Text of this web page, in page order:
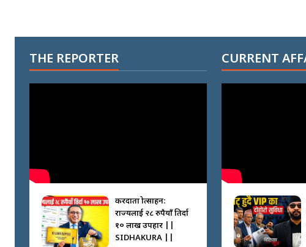
THE REPORTER
करदाता प्रोत्साहन:
राज्यलाई २८ रुपैयाँ तिर्दा
१० लाख उपहार ||
SIDHAKURA ||
CURRENT